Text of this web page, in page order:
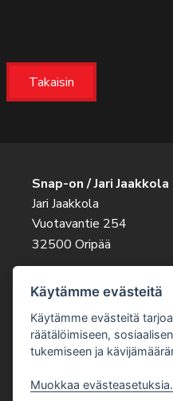
Takaisin
Snap-on / Jari Jaakkola
Jari Jaakkola
Vuotavantie 254
32500 Oripää
045 263 9343
jari.jaakkola@snapon.fi
Käytämme evästeitä
Käytämme evästeitä
räätälöimiseen,
tukemiseen ja
Muokkaa evästeasetuksia.